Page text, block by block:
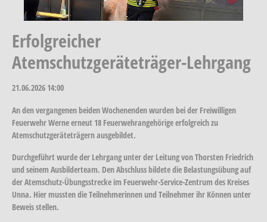
Erfolgreicher
Atemschutzgeräteträger-Lehrgang
21.06.2026 14:00
An den vergangenen beiden Wochenenden wurden bei der Freiwilligen
Feuerwehr Werne erneut 18 Feuerwehrangehörige erfolgreich zu
Atemschutzgeräteträgern ausgebildet.
Durchgeführt wurde der Lehrgang unter der Leitung von Thorsten Friedrich
und seinem Ausbilderteam. Den Abschluss bildete die Belastungsübung auf
der Atemschutz-Übungsstrecke im Feuerwehr-Service-Zentrum des Kreises
Unna. Hier mussten die Teilnehmerinnen und Teilnehmer ihr Können unter
Beweis stellen.